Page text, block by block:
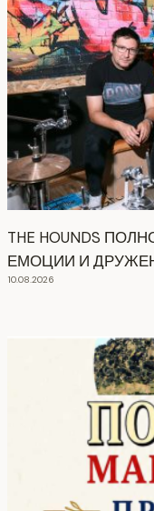
THE HOUNDS
ЕМОЦИИ И
10.08.2026